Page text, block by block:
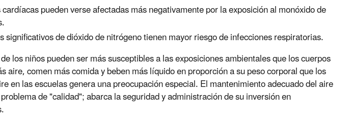
pueden verse afectadas más negativamente por la exposición al monóxido de
significativos de dióxido de nitrógeno tienen mayor riesgo de infecciones respiratorias.
los niños pueden ser más susceptibles a las exposiciones ambientales que los cuerpos
aire, comen más comida y beben más líquido en proporción a su peso corporal que los
en las escuelas genera una preocupación especial. El mantenimiento adecuado del aire
de "calidad"; abarca la seguridad y administración de su inversión en